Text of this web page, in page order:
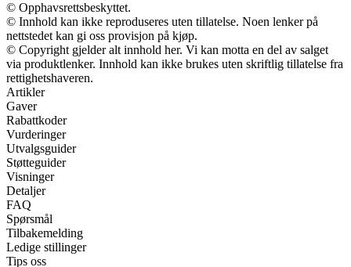
© Opphavsrettsbeskyttet.
© Innhold kan ikke reproduseres uten tillatelse. Noen lenker på
nettstedet kan gi oss provisjon på kjøp.
© Copyright gjelder alt innhold her. Vi kan motta en del av salget
via produktlenker. Innhold kan ikke brukes uten skriftlig tillatelse fra
rettighetshaveren.
Artikler
Gaver
Rabattkoder
Vurderinger
Utvalgsguider
Støtteguider
Visninger
Detaljer
FAQ
Spørsmål
Tilbakemelding
Ledige stillinger
Tips oss